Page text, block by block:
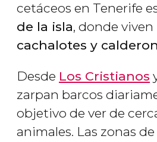
cetáceos en Tenerife
de la isla, donde
cachalotes y
Desde Los Cristianos
zarpan barcos
objetivo de ver de
animales. Las zonas